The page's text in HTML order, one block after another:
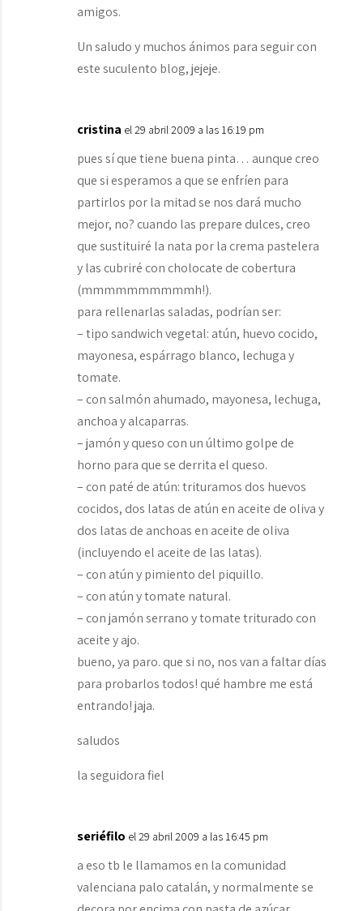
amigos.
Un saludo y muchos ánimos para seguir con
este suculento blog, jejeje.
cristina el 29 abril 2009 a las 16:19 pm
pues sí que tiene buena pinta… aunque creo
que si esperamos a que se enfríen para
partirlos por la mitad se nos dará mucho
mejor, no? cuando las prepare dulces, creo
que sustituiré la nata por la crema pastelera
y las cubriré con cholocate de cobertura
(mmmmmmmmmmh!).
para rellenarlas saladas, podrían ser:
– tipo sandwich vegetal: atún, huevo cocido,
mayonesa, espárrago blanco, lechuga y
tomate.
– con salmón ahumado, mayonesa, lechuga,
anchoa y alcaparras.
– jamón y queso con un último golpe de
horno para que se derrita el queso.
– con paté de atún: trituramos dos huevos
cocidos, dos latas de atún en aceite de oliva y
dos latas de anchoas en aceite de oliva
(incluyendo el aceite de las latas).
– con atún y pimiento del piquillo.
– con atún y tomate natural.
– con jamón serrano y tomate triturado con
aceite y ajo.
bueno, ya paro. que si no, nos van a faltar días
para probarlos todos! qué hambre me está
entrando! jaja.
saludos
la seguidora fiel
seriéfilo el 29 abril 2009 a las 16:45 pm
a eso tb le llamamos en la comunidad
valenciana palo catalán, y normalmente se